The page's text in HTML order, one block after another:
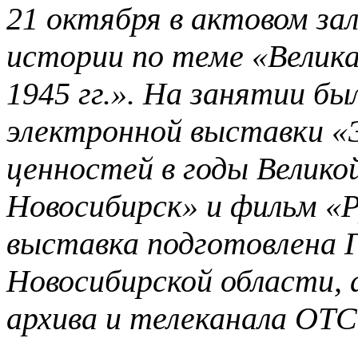
21 октября в актовом
истории по теме
1945 гг.». На занятии
электронной выставки
ценностей в годы
Новосибирск» и фильм
выставка подготовлена
Новосибирской
архива и телеканала